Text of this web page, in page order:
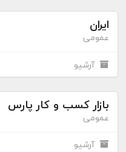
ایران
عمومی
آرشیو
بازار کسب و کار پارس
عمومی
آرشیو